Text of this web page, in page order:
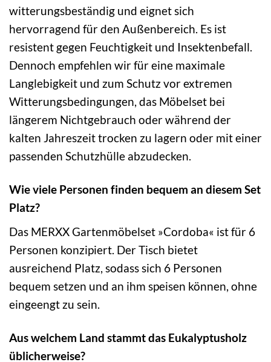
witterungsbeständig und eignet sich
hervorragend für den Außenbereich. Es ist
resistent gegen Feuchtigkeit und Insektenbefall.
Dennoch empfehlen wir für eine maximale
Langlebigkeit und zum Schutz vor extremen
Witterungsbedingungen, das Möbelset bei
längerem Nichtgebrauch oder während der
kalten Jahreszeit trocken zu lagern oder mit einer
passenden Schutzhülle abzudecken.
Wie viele Personen finden bequem an diesem Set
Platz?
Das MERXX Gartenmöbelset »Cordoba« ist für 6
Personen konzipiert. Der Tisch bietet
ausreichend Platz, sodass sich 6 Personen
bequem setzen und an ihm speisen können, ohne
eingeengt zu sein.
Aus welchem Land stammt das Eukalyptusholz
üblicherweise?